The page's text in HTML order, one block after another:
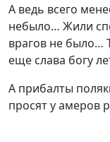
А ведь всего
небыло… Жили
врагов не было…
еще слава богу
А прибалты
просят у амеров